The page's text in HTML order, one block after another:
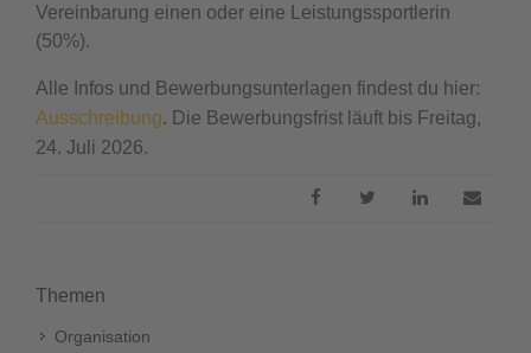
Vereinbarung einen oder eine Leistungssportlerin
(50%).
Alle Infos und Bewerbungsunterlagen findest du hier:
Ausschreibung. Die Bewerbungsfrist läuft bis Freitag,
24. Juli 2026.
Themen
Organisation